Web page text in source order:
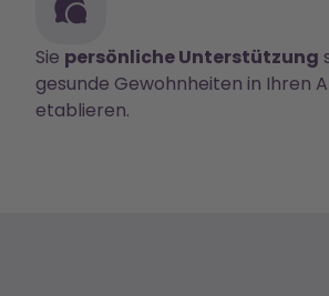
Sie persönliche Unterstützung
gesunde Gewohnheiten in Ihren
etablieren.